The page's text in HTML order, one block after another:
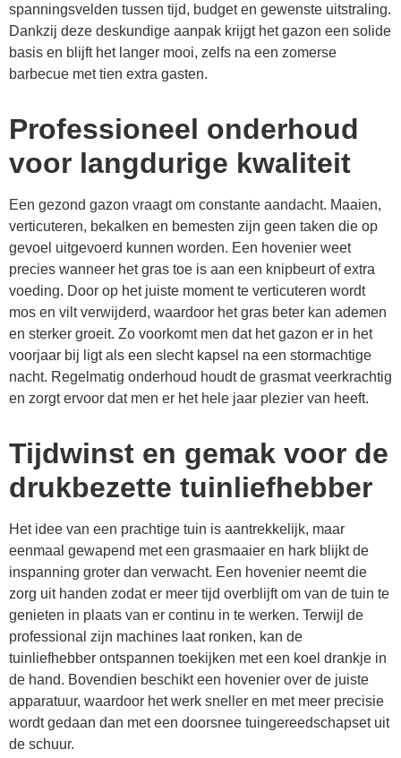
spanningsvelden tussen tijd, budget en gewenste uitstraling.
Dankzij deze deskundige aanpak krijgt het gazon een solide
basis en blijft het langer mooi, zelfs na een zomerse
barbecue met tien extra gasten.
Professioneel onderhoud
voor langdurige kwaliteit
Een gezond gazon vraagt om constante aandacht. Maaien,
verticuteren, bekalken en bemesten zijn geen taken die op
gevoel uitgevoerd kunnen worden. Een hovenier weet
precies wanneer het gras toe is aan een knipbeurt of extra
voeding. Door op het juiste moment te verticuteren wordt
mos en vilt verwijderd, waardoor het gras beter kan ademen
en sterker groeit. Zo voorkomt men dat het gazon er in het
voorjaar bij ligt als een slecht kapsel na een stormachtige
nacht. Regelmatig onderhoud houdt de grasmat veerkrachtig
en zorgt ervoor dat men er het hele jaar plezier van heeft.
Tijdwinst en gemak voor de
drukbezette tuinliefhebber
Het idee van een prachtige tuin is aantrekkelijk, maar
eenmaal gewapend met een grasmaaier en hark blijkt de
inspanning groter dan verwacht. Een hovenier neemt die
zorg uit handen zodat er meer tijd overblijft om van de tuin te
genieten in plaats van er continu in te werken. Terwijl de
professional zijn machines laat ronken, kan de
tuinliefhebber ontspannen toekijken met een koel drankje in
de hand. Bovendien beschikt een hovenier over de juiste
apparatuur, waardoor het werk sneller en met meer precisie
wordt gedaan dan met een doorsnee tuingereedschapset uit
de schuur.